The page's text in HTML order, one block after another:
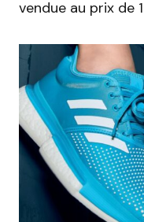
vendue au prix de